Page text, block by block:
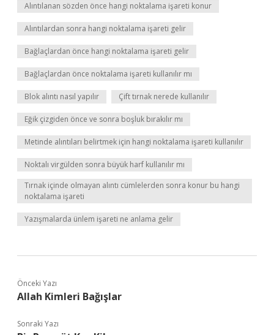
Alıntılanan sözden önce hangi noktalama işareti konur
Alıntılardan sonra hangi noktalama işareti gelir
Bağlaçlardan önce hangi noktalama işareti gelir
Bağlaçlardan önce noktalama işareti kullanılır mı
Blok alıntı nasıl yapılır Çift tırnak nerede kullanılır
Eğik çizgiden önce ve sonra boşluk bırakılır mı
Metinde alıntıları belirtmek için hangi noktalama işareti kullanılır
Noktalı virgülden sonra büyük harf kullanılır mı
Tırnak içinde olmayan alıntı cümlelerden sonra konur bu hangi
noktalama işareti
Yazışmalarda ünlem işareti ne anlama gelir
Önceki Yazı
Allah Kimleri Bağışlar
Sonraki Yazı